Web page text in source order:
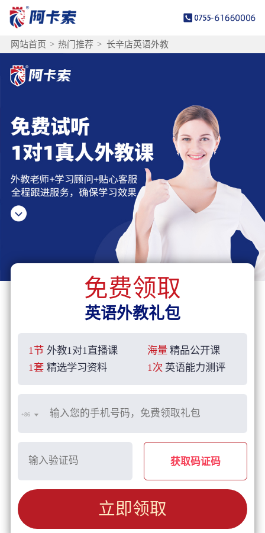
网站首页 > 热门推荐 > 长辛店英语外教
免费领取
英语外教礼包
1节 外教1对1直播课 海量 精品公开课
1套 精选学习资料 1次 英语能力测评
+86
获取码证码
立即领取